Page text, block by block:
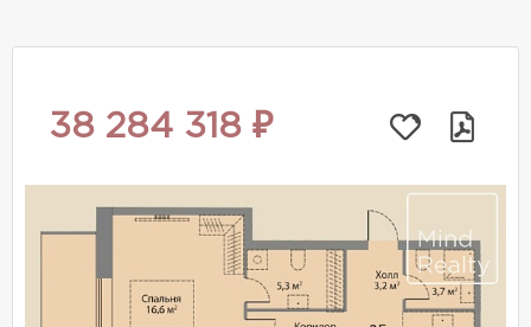
38 284 318 ₽